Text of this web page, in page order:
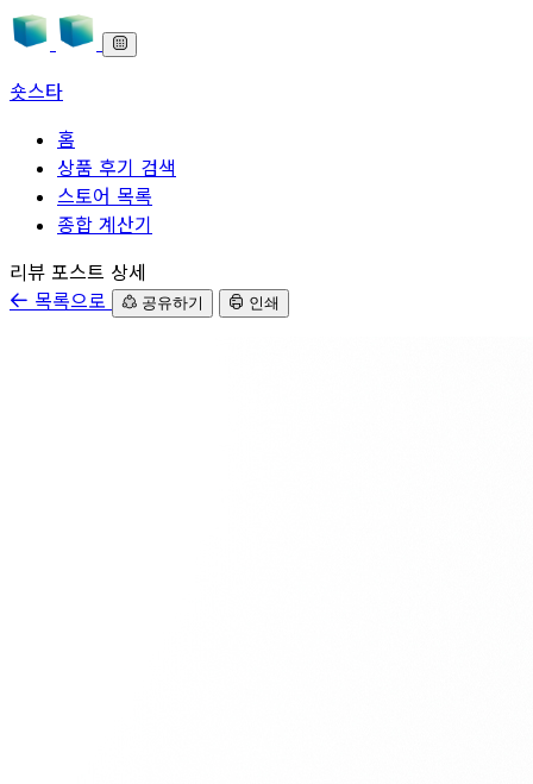
숏스타
홈
상품 후기 검색
스토어 목록
종합 계산기
본문으로 바로가기
리뷰 포스트 상세
목록으로
공유하기 인쇄